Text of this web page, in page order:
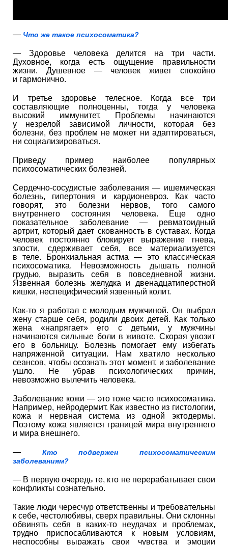
— Что же такое психосоматика?
— Здоровье человека делится на три части.
Духовное, когда есть ощущение правильности
жизни. Душевное — человек живет спокойно
и гармонично.
И третье здоровье телесное. Когда все три
составляющие полноценны, тогда у человека
высокий иммунитет. Проблемы начинаются
у незрелой зависимой личности, которая без
болезни, без проблем не может ни адаптироваться,
ни социализироваться.
Приведу пример наиболее популярных
психосоматических болезней.
Сердечно-сосудистые заболевания — ишемическая
болезнь, гипертония и кардионевроз. Как часто
говорят, это болезни нервов, того самого
внутреннего состояния человека. Еще одно
показательное заболевание — ревматоидный
артрит, который дает скованность в суставах. Когда
человек постоянно блокирует выражение гнева,
злости, сдерживает себя, все материализуется
в теле. Бронхиальная астма — это классическая
психосоматика. Невозможность дышать полной
грудью, выразить себя в повседневной жизни.
Язвенная болезнь желудка и двенадцатиперстной
кишки, неспецифический язвенный колит.
Как-то я работал с молодым мужчиной. Он выбрал
жену старше себя, родили двоих детей. Как только
жена «напрягает» его с детьми, у мужчины
начинаются сильные боли в животе. Скорая увозит
его в больницу. Болезнь помогает ему избегать
напряженной ситуации. Нам хватило несколько
сеансов, чтобы осознать этот момент, и заболевание
ушло. Не убрав психологических причин,
невозможно вылечить человека.
Заболевание кожи — это тоже часто психосоматика.
Например, нейродермит. Как известно из гистологии,
кожа и нервная система из одной эктодермы.
Поэтому кожа является границей мира внутреннего
и мира внешнего.
— Кто подвержен психосоматическим
заболеваниям?
— В первую очередь те, кто не перерабатывает свои
конфликты сознательно.
Такие люди чересчур ответственны и требовательны
к себе, честолюбивы, сверх правильны. Они склонны
обвинять себя в каких-то неудачах и проблемах,
трудно приспосабливаются к новым условиям,
неспособны выражать свои чувства и эмоции